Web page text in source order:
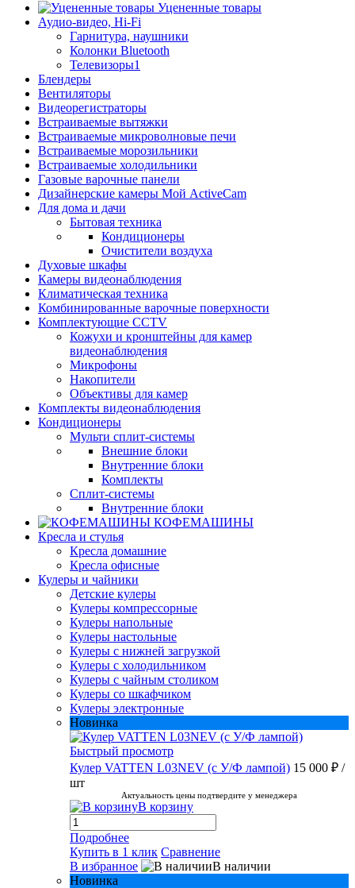
Уцененные товары
Аудио-видео, Hi-Fi
Гарнитура, наушники
Колонки Bluetooth
Телевизоры1
Блендеры
Вентиляторы
Видеорегистраторы
Встраиваемые вытяжки
Встраиваемые микроволновые печи
Встраиваемые морозильники
Встраиваемые холодильники
Газовые варочные панели
Дизайнерские камеры Мой ActiveCam
Для дома и дачи
Бытовая техника
Кондиционеры
Очистители воздуха
Духовые шкафы
Камеры видеонаблюдения
Климатическая техника
Комбинированные варочные поверхности
Комплектующие CCTV
Кожухи и кронштейны для камер
видеонаблюдения
Микрофоны
Накопители
Объективы для камер
Комплекты видеонаблюдения
Кондиционеры
Мульти сплит-системы
Внешние блоки
Внутренние блоки
Комплекты
Сплит-системы
Внутренние блоки
КОФЕМАШИНЫ
Кресла и стулья
Кресла домашние
Кресла офисные
Кулеры и чайники
Детские кулеры
Кулеры компрессорные
Кулеры напольные
Кулеры настольные
Кулеры с нижней загрузкой
Кулеры с холодильником
Кулеры с чайным столиком
Кулеры со шкафчиком
Кулеры электронные
Новинка
Быстрый просмотр
Кулер VATTEN L03NEV (с У/Ф лампой) 15 000 ₽ /
шт
Актуальность цены подтвердите у менеджера
В корзину
Подробнее
Купить в 1 клик Сравнение
В избранное
В наличии
Новинка